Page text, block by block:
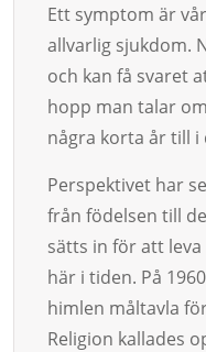
Ett symptom är
allvarlig sjukdom.
och kan få svaret
hopp man talar
några korta år till i
Perspektivet har
från födelsen till
sätts in för att
här i tiden. På
himlen måltavla
Religion kallades